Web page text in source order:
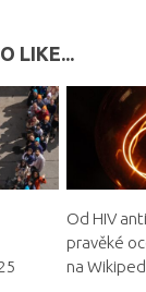
LIKE...
Od HIV
pravěké
na